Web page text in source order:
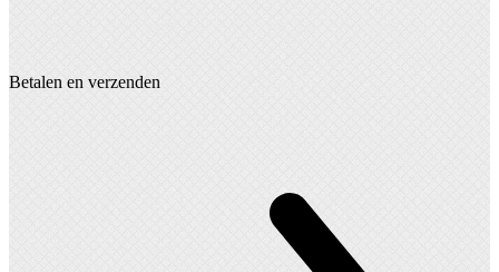
Betalen en verzenden